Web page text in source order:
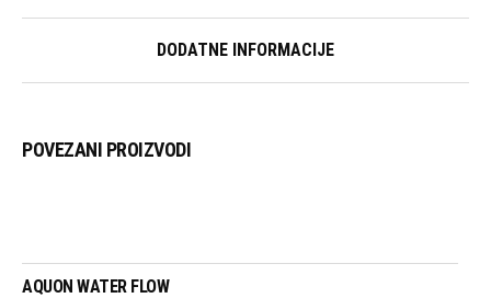
DODATNE INFORMACIJE
POVEZANI PROIZVODI
AQUON WATER FLOW